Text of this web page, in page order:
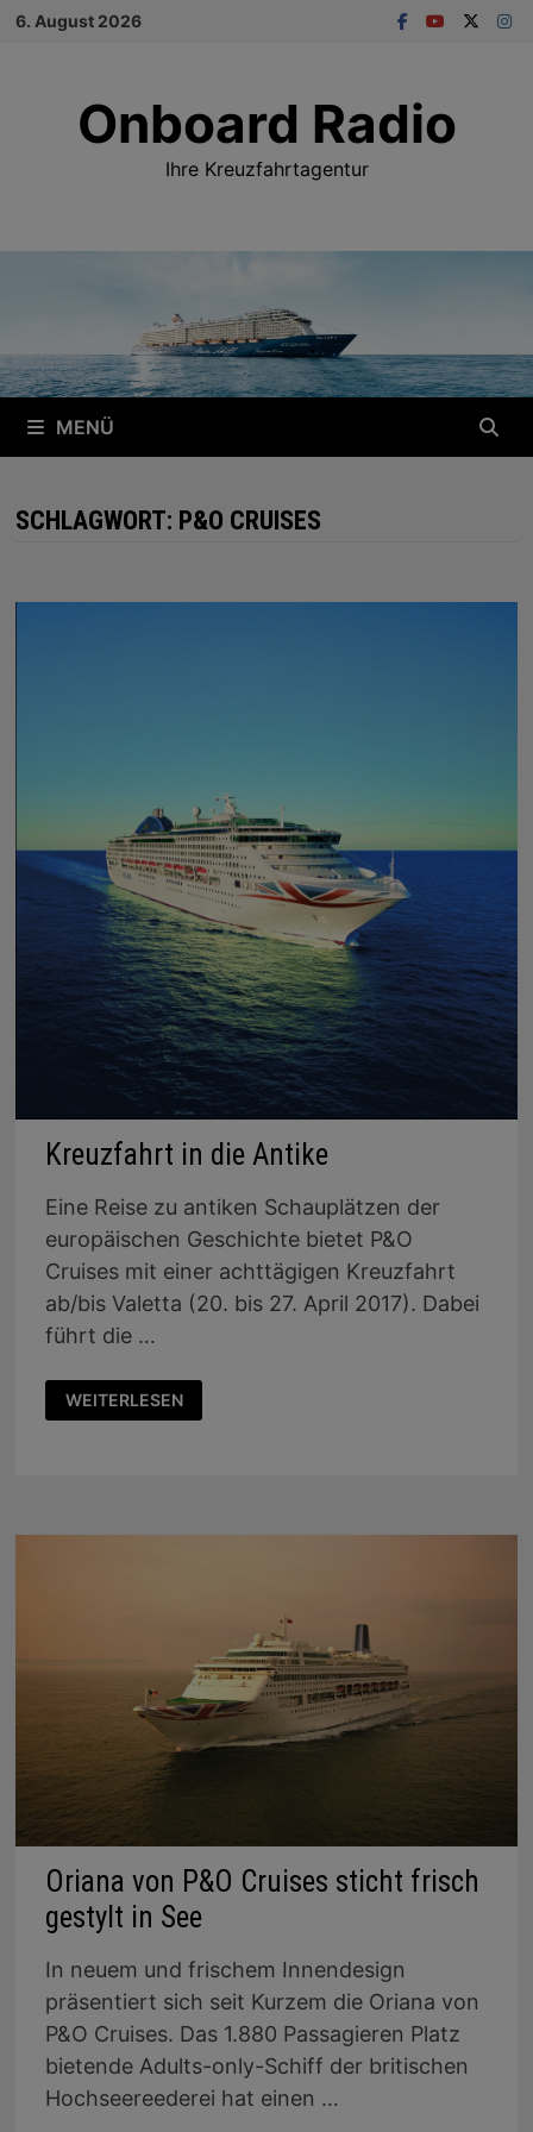
Zum
6. August 2026
Onboard Radio
Ihre Kreuzfahrtagentur
MENÜ
SCHLAGWORT: P&O CRUISES
Kreuzfahrt in die Antike
Eine Reise zu antiken Schauplätzen der
europäischen Geschichte bietet P&O
Cruises mit einer achttägigen Kreuzfahrt
ab/bis Valetta (20. bis 27. April 2017). Dabei
führt die …
KREUZFAHRT
IN
DIE
WEITERLESEN
Oriana von P&O Cruises sticht frisch
gestylt in See
In neuem und frischem Innendesign
präsentiert sich seit Kurzem die Oriana von
P&O Cruises. Das 1.880 Passagieren Platz
bietende Adults-only-Schiff der britischen
Hochseereederei hat einen …